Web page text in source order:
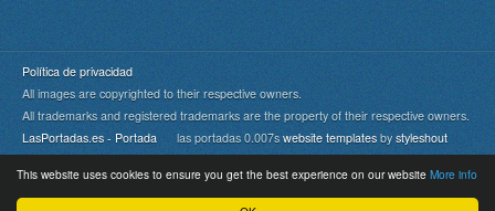
This website uses cookies to ensure you get the best experience on our website More info
Política de privacidad
All images are copyrighted to their respective owners.
All trademarks and registered trademarks are the property of their respective owners.
LasPortadas.es - Portada las portadas 0.007s website templates by styleshout